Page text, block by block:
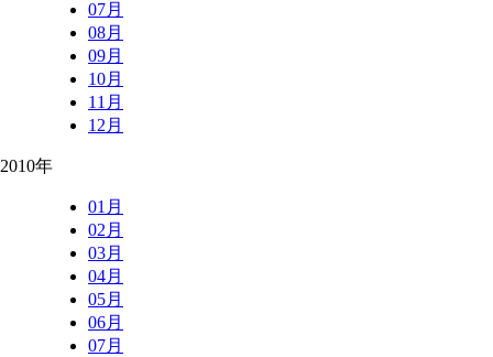
07月
08月
09月
10月
11月
12月
2010年
01月
02月
03月
04月
05月
06月
07月